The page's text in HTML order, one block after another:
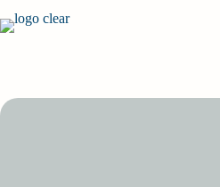
la